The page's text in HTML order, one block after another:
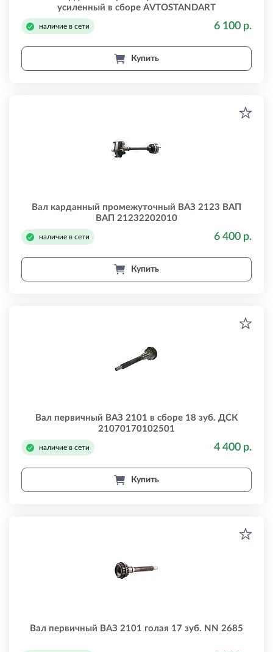
усиленный в сборе AVTOSTANDART
AVTOSTANDART 21213220201099
наличие в сети 6 100 р.
Купить
Вал карданный промежуточный ВАЗ 2123 ВАП
ВАП 21232202010
наличие в сети 6 400 р.
Купить
Вал первичный ВАЗ 2101 в сборе 18 зуб. ДСК
21070170102501
наличие в сети 4 400 р.
Купить
Вал первичный ВАЗ 2101 голая 17 зуб. NN 2685